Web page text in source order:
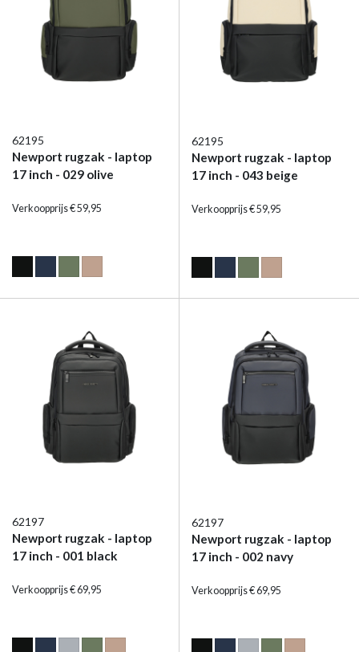
62195
Newport rugzak - laptop
17 inch - 029 olive
Verkoopprijs € 59,95
62195
Newport rugzak - laptop
17 inch - 043 beige
Verkoopprijs € 59,95
62197
Newport rugzak - laptop
17 inch - 001 black
Verkoopprijs € 69,95
62197
Newport rugzak - laptop
17 inch - 002 navy
Verkoopprijs € 69,95